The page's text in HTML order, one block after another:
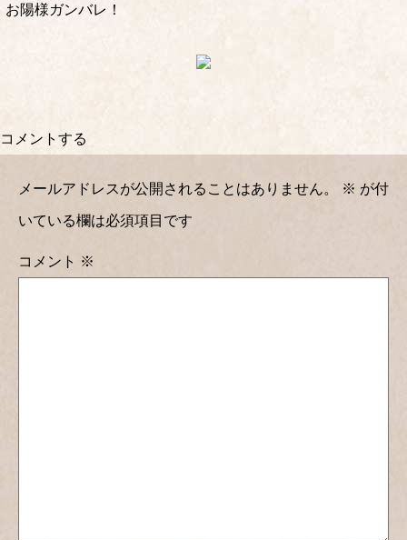
お陽様ガンバレ！
コメントする
メールアドレスが公開されることはありません。 ※ が付
いている欄は必須項目です
コメント ※